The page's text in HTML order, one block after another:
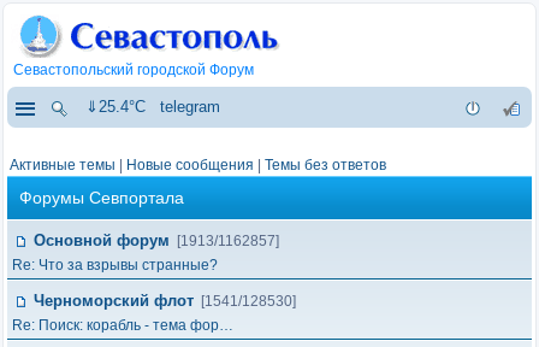
Севастопольский городской Форум
⇓25.4°C telegram
Активные темы Новые сообщения Темы без ответов
Форумы Севпортала
Основной форум
[1913/1162857]
Re: Что за взрывы странные?
Черноморский флот [1541/128530]
Re: Поиск: корабль - тема фор…